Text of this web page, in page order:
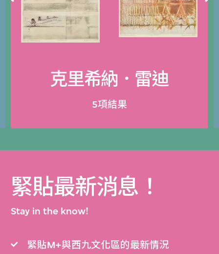
克里希納．雷迪
5項結果
緊貼最新消息！
Stay in the know!
緊貼M+與西九文化區的最新情況